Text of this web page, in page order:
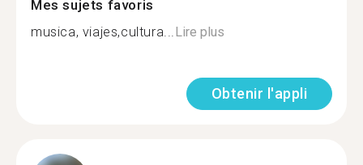
Mes sujets favoris
musica, viajes,cultura...Lire plus
Obtenir l'appli